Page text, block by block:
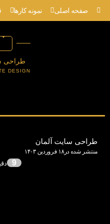
صفحه اصلی نمونه کارها
طراحی
DESIGN
طراحی سایت آلمان
منتشر شده در۱۸ فروردین ۱۴۰۳
9